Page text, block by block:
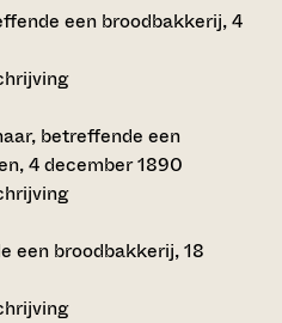
een broodbakkerij, 4
betreffende een
4 december 1890
een broodbakkerij, 18